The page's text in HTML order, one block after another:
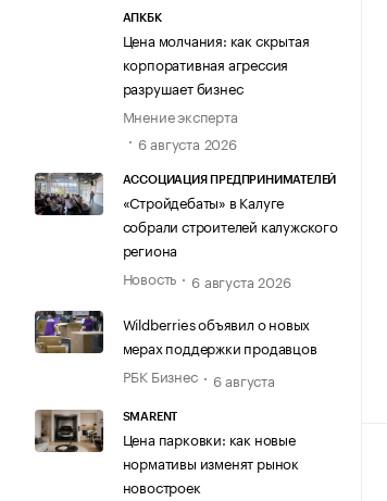
АПКБК
Цена молчания: как скрытая
корпоративная агрессия
разрушает бизнес
Мнение эксперта
6 августа 2026
АССОЦИАЦИЯ ПРЕДПРИНИМАТЕЛЕЙ
«Стройдебаты» в Калуге
собрали строителей калужского
региона
Новость
6 августа 2026
Wildberries объявил о новых
мерах поддержки продавцов
РБК Бизнес
6 августа
SMARENT
Цена парковки: как новые
нормативы изменят рынок
новостроек